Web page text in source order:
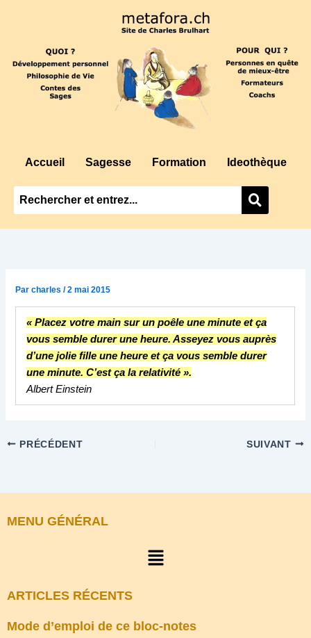
Accueil Sagesse Formation Ideothèque
Parcharles/2 mai 2015
« Placez votre main sur un poêle une minute et ça
vous semble durer une heure. Asseyez vous auprès
d’une jolie fille une heure et ça vous semble durer
une minute. C’est ça la relativité ».
Albert Einstein
PRÉCÉDENT SUIVANT
MENU GÉNÉRAL
Menu
ARTICLES RÉCENTS
Mode d’emploi de ce bloc-notes